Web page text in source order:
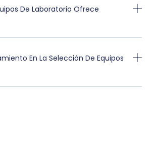
De Laboratorio Ofrece
En La Selección De Equipos